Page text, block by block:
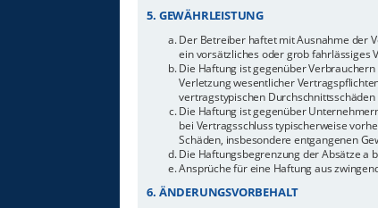
5. GEWÄHRLEISTUNG
Der Betreiber haftet mit Ausnahme der
ein vorsätzliches oder grob fahrlässiges
Die Haftung ist gegenüber
Verletzung wesentlicher
vertragstypischen
Die Haftung ist gegenüber
bei Vertragsschluss typischerweise
Schäden, insbesondere entgangenen
Die Haftungsbegrenzung der Absätze a
Ansprüche für eine Haftung aus
6. ÄNDERUNGSVORBEHALT